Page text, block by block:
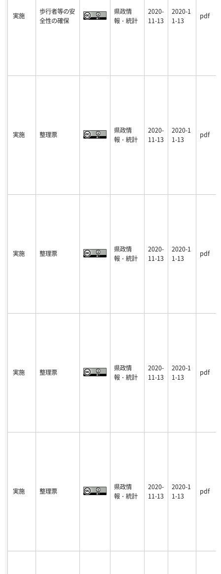
実施
歩行者等の安
全性の確保
県政情
報・統計
2020-
11-13
2020-1
1-13
pdf
実施 整理票
県政情
報・統計
2020-
11-13
2020-1
1-13
pdf
実施 整理票
県政情
報・統計
2020-
11-13
2020-1
1-13
pdf
実施 整理票
県政情
報・統計
2020-
11-13
2020-1
1-13
pdf
実施 整理票
県政情
報・統計
2020-
11-13
2020-1
1-13
pdf